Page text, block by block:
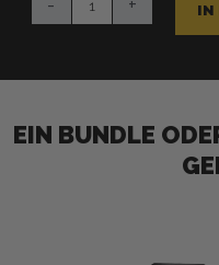
-
Menge
+ IN
EIN BUNDLE